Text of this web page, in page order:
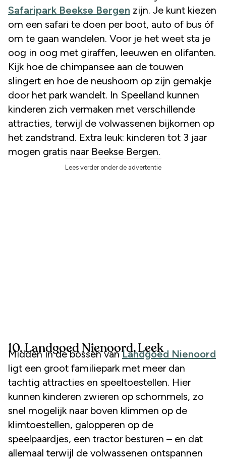
Safaripark Beekse Bergen zijn. Je kunt kiezen
om een safari te doen per boot, auto of bus óf
om te gaan wandelen. Voor je het weet sta je
oog in oog met giraffen, leeuwen en olifanten.
Kijk hoe de chimpansee aan de touwen
slingert en hoe de neushoorn op zijn gemakje
door het park wandelt. In Speelland kunnen
kinderen zich vermaken met verschillende
attracties, terwijl de volwassenen bijkomen op
het zandstrand. Extra leuk: kinderen tot 3 jaar
mogen gratis naar Beekse Bergen.
Lees verder onder de advertentie
10. Landgoed Nienoord, Leek
Midden in de bossen vanLandgoed Nienoord
ligt een groot familiepark met meer dan
tachtig attracties en speeltoestellen. Hier
kunnen kinderen zwieren op schommels, zo
snel mogelijk naar boven klimmen op de
klimtoestellen, galopperen op de
speelpaardjes, een tractor besturen – en dat
allemaal terwijl de volwassenen ontspannen